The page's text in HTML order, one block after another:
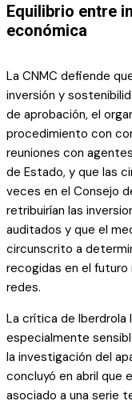
Equilibrio entre
económica
La CNMC defiende
inversión y
de aprobación, el
procedimiento con
reuniones con
de Estado, y que las
veces en el Consejo
retribuirían las
auditados y que el
circunscrito a
recogidas en el
redes.
La crítica de Iberdrola
especialmente
la investigación del
concluyó en abril que
asociado a una serie